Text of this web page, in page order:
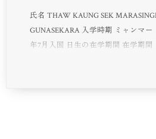
氏名 THAW KAUNG SEK
GUNASEKARA 入学時期 ミャンマ
年7月入国 日生の在学期間 在学期